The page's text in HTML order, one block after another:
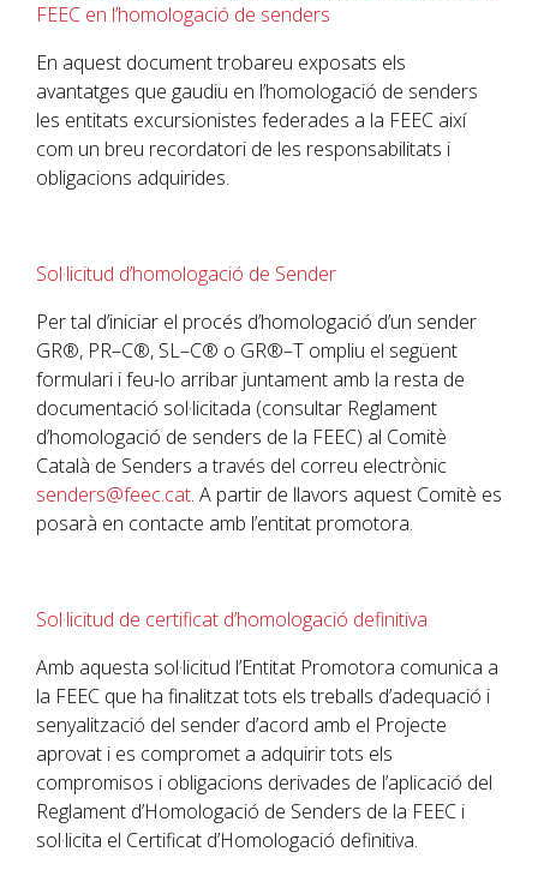
FEEC en l’homologació de senders
En aquest document trobareu exposats els
avantatges que gaudiu en l’homologació de senders
les entitats excursionistes federades a la FEEC així
com un breu recordatori de les responsabilitats i
obligacions adquirides.
Sol·licitud d’homologació de Sender
Per tal d’iniciar el procés d’homologació d’un sender
GR®, PR–C®, SL–C® o GR®–T ompliu el següent
formulari i feu-lo arribar juntament amb la resta de
documentació sol·licitada (consultar Reglament
d’homologació de senders de la FEEC) al Comitè
Català de Senders a través del correu electrònic
senders@feec.cat. A partir de llavors aquest Comitè es
posarà en contacte amb l’entitat promotora.
Sol·licitud de certificat d’homologació definitiva
Amb aquesta sol·licitud l’Entitat Promotora comunica a
la FEEC que ha finalitzat tots els treballs d’adequació i
senyalització del sender d’acord amb el Projecte
aprovat i es compromet a adquirir tots els
compromisos i obligacions derivades de l’aplicació del
Reglament d’Homologació de Senders de la FEEC i
sol·licita el Certificat d’Homologació definitiva.